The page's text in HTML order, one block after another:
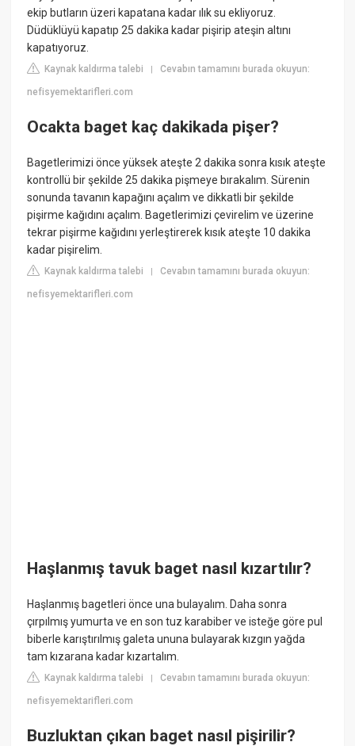
ekip butların üzeri kapatana kadar ılık su ekliyoruz.
Düdüklüyü kapatıp 25 dakika kadar pişirip ateşin altını
kapatıyoruz.
Kaynak kaldırma talebi |Cevabın tamamını burada okuyun:
nefisyemektarifleri.com
Ocakta baget kaç dakikada pişer?
Bagetlerimizi önce yüksek ateşte 2 dakika sonra kısık ateşte
kontrollü bir şekilde 25 dakika pişmeye bırakalım. Sürenin
sonunda tavanın kapağını açalım ve dikkatli bir şekilde
pişirme kağıdını açalım. Bagetlerimizi çevirelim ve üzerine
tekrar pişirme kağıdını yerleştirerek kısık ateşte 10 dakika
kadar pişirelim.
Kaynak kaldırma talebi |Cevabın tamamını burada okuyun:
nefisyemektarifleri.com
Haşlanmış tavuk baget nasıl kızartılır?
Haşlanmış bagetleri önce una bulayalım. Daha sonra
çırpılmış yumurta ve en son tuz karabiber ve isteğe göre pul
biberle karıştırılmış galeta ununa bulayarak kızgın yağda
tam kızarana kadar kızartalım.
Kaynak kaldırma talebi |Cevabın tamamını burada okuyun:
nefisyemektarifleri.com
Buzluktan çıkan baget nasıl pişirilir?